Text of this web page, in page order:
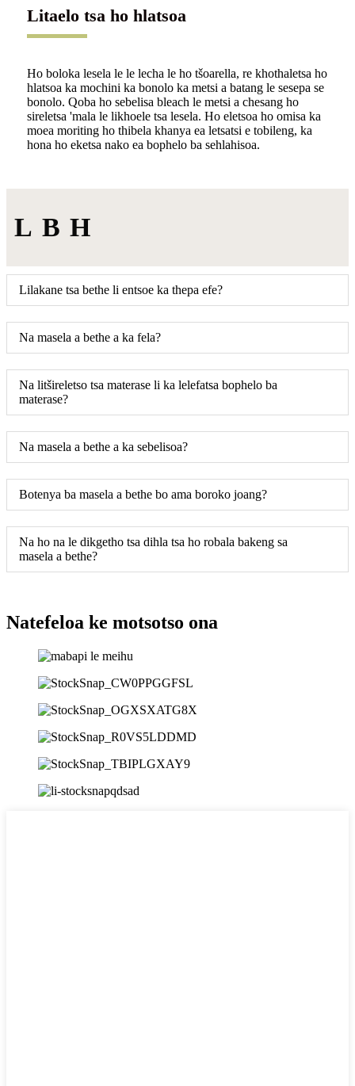
Litaelo tsa ho hlatsoa
Ho boloka lesela le le lecha le ho tšoarella, re khothaletsa ho
hlatsoa ka mochini ka bonolo ka metsi a batang le sesepa se
bonolo. Qoba ho sebelisa bleach le metsi a chesang ho
sireletsa 'mala le likhoele tsa lesela. Ho eletsoa ho omisa ka
moea moriting ho thibela khanya ea letsatsi e tobileng, ka
hona ho eketsa nako ea bophelo ba sehlahisoa.
LBH
Lilakane tsa bethe li entsoe ka thepa efe?
Na masela a bethe a ka fela?
Na litšireletso tsa materase li ka lelefatsa bophelo ba
materase?
Na masela a bethe a ka sebelisoa?
Botenya ba masela a bethe bo ama boroko joang?
Na ho na le dikgetho tsa dihla tsa ho robala bakeng sa
masela a bethe?
Natefeloa ke motsotso ona